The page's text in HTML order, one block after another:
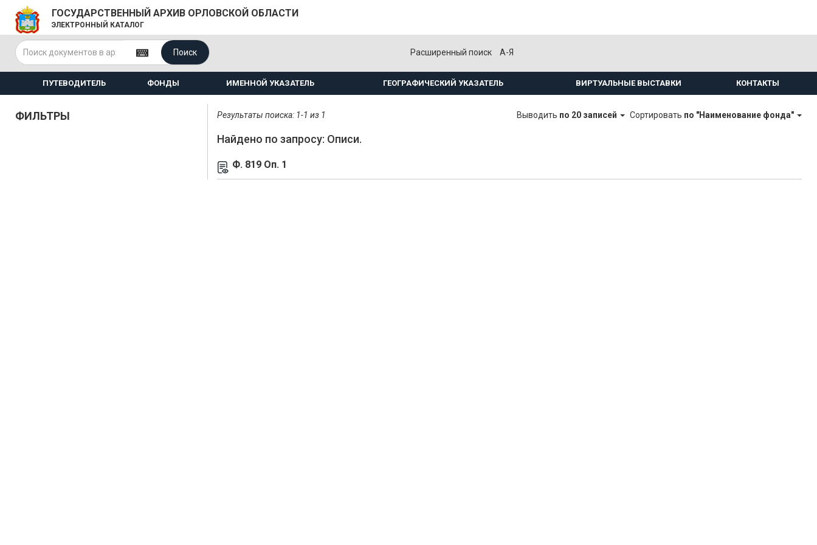
ГОСУДАРСТВЕННЫЙ АРХИВ ОРЛОВСКОЙ ОБЛАСТИ
ЭЛЕКТРОННЫЙ КАТАЛОГ
Поиск Расширенный поиск А-Я
ПУТЕВОДИТЕЛЬ ФОНДЫ ИМЕННОЙ УКАЗАТЕЛЬ ГЕОГРАФИЧЕСКИЙ УКАЗАТЕЛЬ ВИРТУАЛЬНЫЕ ВЫСТАВКИ КОНТАКТЫ
ФИЛЬТРЫ Результаты поиска: 1-1 из 1 Выводить по 20 записей Сортировать по "Наименование фонда"
Найдено по запросу: Описи.
Ф. 819 Оп. 1